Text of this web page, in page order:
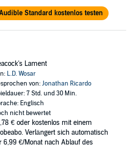
vampire queen of her late father’s
Standard kostenlos testen
Lament
L.D. Wosar
von:Jonathan Ricardo
7 Std. und 30 Min.
Englisch
nicht bewertet
€ oder kostenlos mit einem
Verlängert sich automatisch
6,99 €/Monat nach Ablauf des